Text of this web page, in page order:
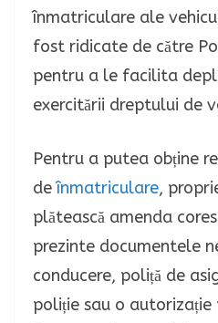
înmatriculare ale
fost ridicate de către
pentru a le facilita
exercitării dreptului de
Pentru a putea obține
deînmatriculare,
plătească amenda
prezinte documentele
conducere, poliță de
poliție sau o autorizație